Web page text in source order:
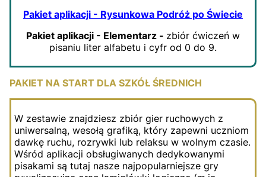
Pakiet aplikacji - Rysunkowa Podróż po Świecie
Pakiet aplikacji - Elementarz - zbiór ćwiczeń w
pisaniu liter alfabetu i cyfr od 0 do 9.
PAKIET NA START DLA SZKÓŁ ŚREDNICH
W zestawie znajdziesz zbiór gier ruchowych z
uniwersalną, wesołą grafiką, który zapewni uczniom
dawkę ruchu, rozrywki lub relaksu w wolnym czasie.
Wśród aplikacji obsługiwanych dedykowanymi
pisakami są tutaj nasze najpopularniejsze gry